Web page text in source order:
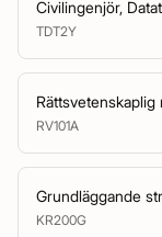
Civilingenjör,
TDT2Y
RV101A
Grundläggande
KR200G